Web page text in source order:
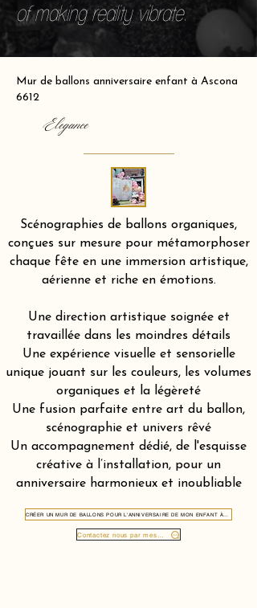
of making reality vibrate.
Mur de ballons anniversaire enfant à Ascona
6612
Elegance
Scénographies de ballons organiques,
conçues sur mesure pour métamorphoser
chaque fête en une immersion artistique,
aérienne et riche en émotions.
Une direction artistique soignée et
travaillée dans les moindres détails
Une expérience visuelle et sensorielle
unique jouant sur les couleurs, les volumes
organiques et la légèreté
Une fusion parfaite entre art du ballon,
scénographie et univers rêvé
Un accompagnement dédié, de l'esquisse
créative à l’installation, pour un
anniversaire harmonieux et inoubliable